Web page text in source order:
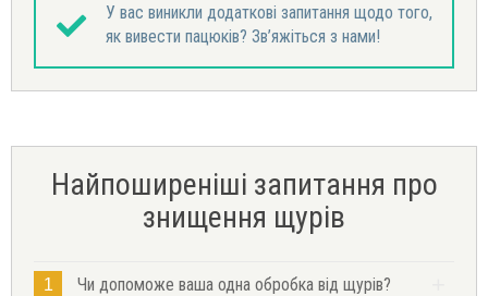
У вас виникли додаткові запитання щодо того,
як вивести пацюків? Зв’яжіться з нами!
Найпоширеніші запитання про
знищення щурів
1 Чи допоможе ваша одна обробка від щурів?